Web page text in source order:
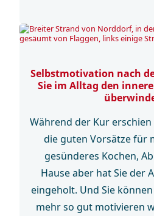
Selbstmotivation nach
Sie im Alltag den
Während der Kur
die guten Vorsätze für
gesünderes Kochen,
Hause aber hat Sie der
eingeholt. Und Sie
mehr so gut motivieren